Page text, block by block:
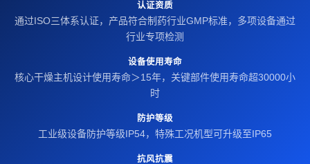
认证资质
通过ISO三体系认证，产品符合制药行业GMP标准，多项设备通过
行业专项检测
设备使用寿命
核心干燥主机设计使用寿命＞15年，关键部件使用寿命超30000小
时
防护等级
工业级设备防护等级IP54，特殊工况机型可升级至IP65
抗风抗震